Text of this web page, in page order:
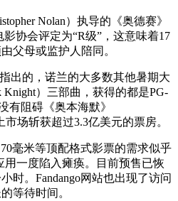
Nolan）执导的《奥德赛》
影协会评定为“R级”，这意味着17
父母或监护人陪同。
出的，诺兰的大多数其他暑期大
）三部曲，获得的都是PG-
有阻碍《奥本海默》
市场斩获超过3.3亿美元的票房。
毫米等顶配格式影票的需求似乎
一度陷入瘫痪。目前预售已恢
时。Fandango网站也出现了访问
等待时间。